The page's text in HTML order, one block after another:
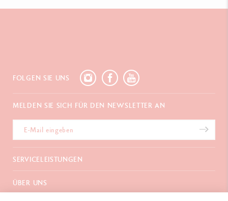
FOLGEN SIE UNS
MELDEN SIE SICH FÜR DEN NEWSLETTER AN
SERVICELEISTUNGEN
E-Geschenkgutschein
ÜBER UNS